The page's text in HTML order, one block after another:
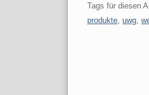
Tags für diesen
produkte uwg